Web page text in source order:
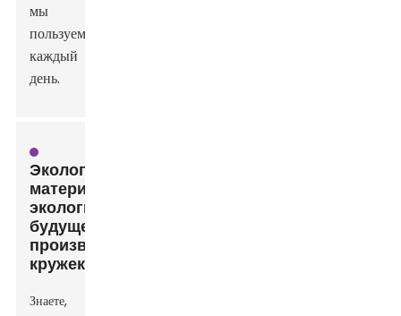
мы
пользуемся
каждый
день.
Экологичные
материалы:
экологичное
будущее
производства
кружек
Знаете,